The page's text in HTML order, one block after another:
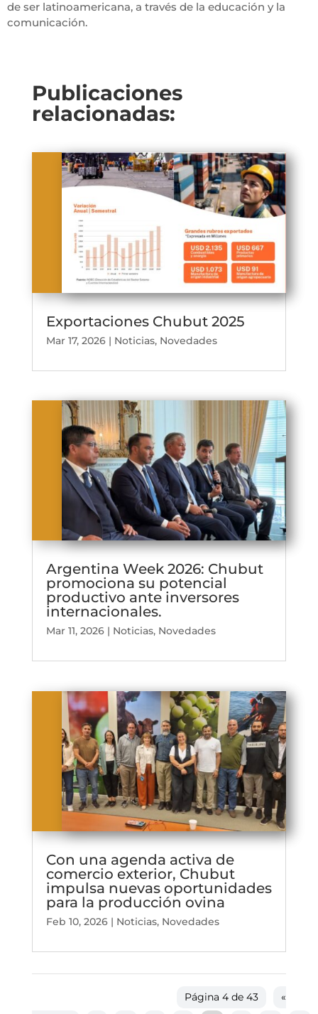
de ser latinoamericana, a través de la educación y la
comunicación.
Publicaciones
relacionadas:
Exportaciones Chubut 2025
Mar 17, 2026| Noticias, Novedades
Argentina Week 2026: Chubut
promociona su potencial
productivo ante inversores
internacionales.
Mar 11, 2026| Noticias, Novedades
Con una agenda activa de
comercio exterior, Chubut
impulsa nuevas oportunidades
para la producción ovina
Feb 10, 2026| Noticias, Novedades
Página 4 de 43
«